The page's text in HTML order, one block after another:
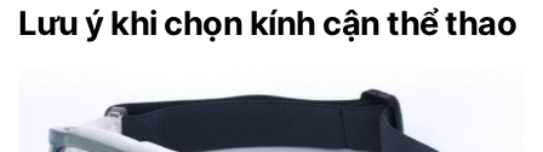
Lưu ý khi chọn kính cận thể thao